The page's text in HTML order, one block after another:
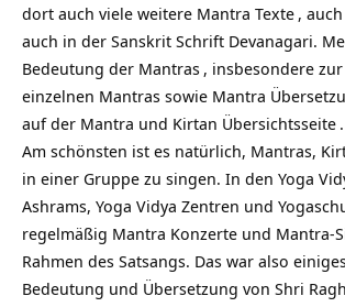
dort auch viele weitere Mantra Texte ,
auch in der Sanskrit Schrift Devanagari.
Bedeutung der Mantras , insbesondere
einzelnen Mantras sowie Mantra
aufder Mantra und Kirtan Übersichtsseite .
Am schönsten ist es natürlich, Mantras,
in einer Gruppe zu singen. In den Yoga
Ashrams, Yoga Vidya Zentren und
regelmäßig Mantra Konzerte und Mantra-
Rahmen des Satsangs. Das war also
Bedeutung und Übersetzung von Shri